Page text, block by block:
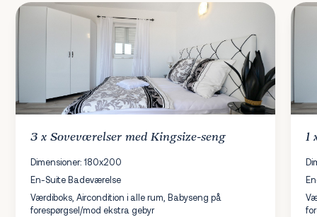
3 xSoveværelser med Kingsize-seng
Dimensioner: 180x200
En-Suite Badeværelse
Værdiboks, Aircondition i alle rum, Babyseng på
forespørgsel/mod ekstra gebyr
1